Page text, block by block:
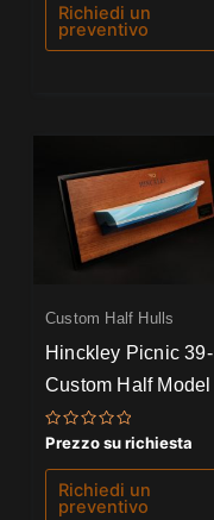
Richiedi un
preventivo
Custom Half Hulls
Hinckley Picnic 39-
Custom Half Model
Valutato
0
su
Prezzo su richiesta
Richiedi un
preventivo